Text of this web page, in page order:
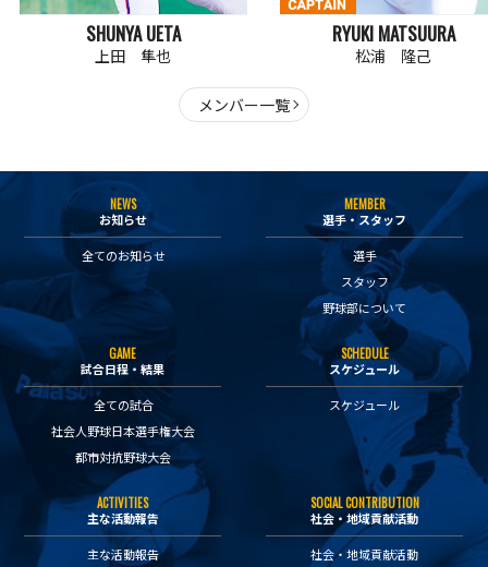
SHUNYA UETA
上田 隼也
RYUKI MATSUURA
松浦 隆己
メンバー一覧
NEWS
お知らせ
全てのお知らせ
MEMBER
選手・スタッフ
選手
スタッフ
野球部について
GAME
試合日程・結果
全ての試合
社会人野球日本選手権大会
都市対抗野球大会
SCHEDULE
スケジュール
スケジュール
ACTIVITIES
主な活動報告
主な活動報告
SOCIAL CONTRIBUTION
社会・地域貢献活動
社会・地域貢献活動